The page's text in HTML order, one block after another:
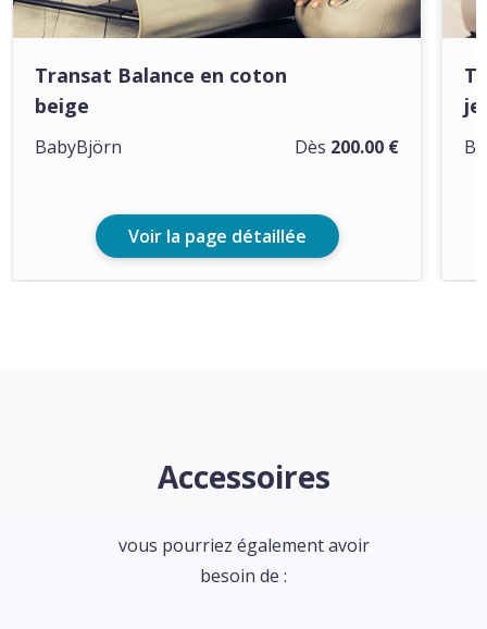
Transat Balance en coton
beige
Dès 200.00 €
BabyBjörn
Voir la page détaillée
Accessoires
vous pourriez également avoir
besoin de :